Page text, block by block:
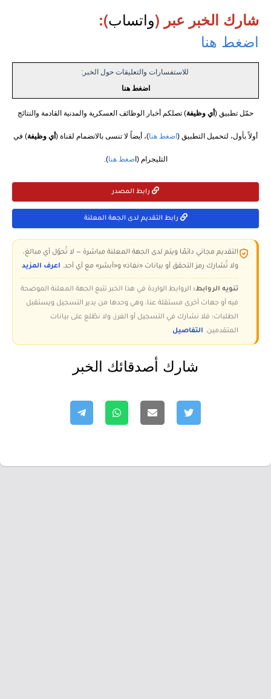
شارك الخبر عبر (واتساب):
اضغط هنا
للاستفسارات والتعليقات حول الخبر:
اضغط هنا
حمّل تطبيق ( أي وظيفة) تصلكم أخبار الوظائف العسكرية والمدنية القادمة والنتائج
أولاً بأول، لتحميل التطبيق ( اضغط هنا)، أيضاً لا تنسى بالانضمام لقناة ( أي وظيفة) في
التليجرام (اضغط هنا).
رابط المصدر
رابط التقديم لدى الجهة المعلنة
التقديم مجاني دائمًا ويتم لدى الجهة المعلنة مباشرة — لا تُحوّل أي مبالغ،
ولا تُشارك رمز التحقق أو بيانات «نفاذ» و«أبشر» مع أي أحد. اعرف المزيد
تنويه الروابط: الروابط الواردة في هذا الخبر تتبع الجهة المعلنة الموضحة
فيه أو جهات أخرى مستقلة عنا، وهي وحدها من يدير التسجيل ويستقبل
الطلبات؛ فلا نشارك في التسجيل أو الفرز، ولا نطّلع على بيانات
المتقدمين. التفاصيل
شارك أصدقائك الخبر